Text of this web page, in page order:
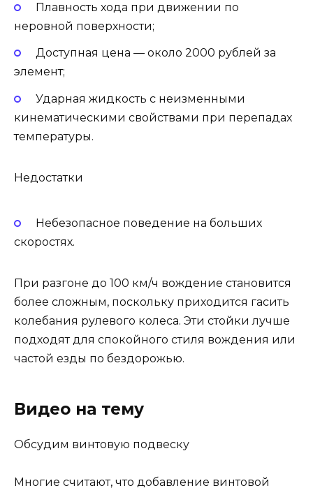
Плавность хода при движении по
неровной поверхности;
Доступная цена — около 2000 рублей за
элемент;
Ударная жидкость с неизменными
кинематическими свойствами при перепадах
температуры.
Недостатки
Небезопасное поведение на больших
скоростях.
При разгоне до 100 км/ч вождение становится
более сложным, поскольку приходится гасить
колебания рулевого колеса. Эти стойки лучше
подходят для спокойного стиля вождения или
частой езды по бездорожью.
Видео на тему
Обсудим винтовую подвеску
Многие считают, что добавление винтовой